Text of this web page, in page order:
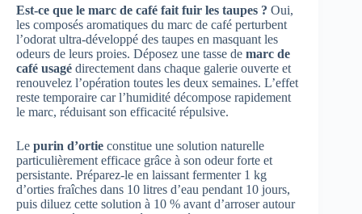
Est-ce que le marc de café fait fuir les taupes ? Oui,
les composés aromatiques du marc de café perturbent
l’odorat ultra-développé des taupes en masquant les
odeurs de leurs proies. Déposez une tasse de marc de
café usagé directement dans chaque galerie ouverte et
renouvelez l’opération toutes les deux semaines. L’effet
reste temporaire car l’humidité décompose rapidement
le marc, réduisant son efficacité répulsive.
Le purin d’ortie constitue une solution naturelle
particulièrement efficace grâce à son odeur forte et
persistante. Préparez-le en laissant fermenter 1 kg
d’orties fraîches dans 10 litres d’eau pendant 10 jours,
puis diluez cette solution à 10 % avant d’arroser autour